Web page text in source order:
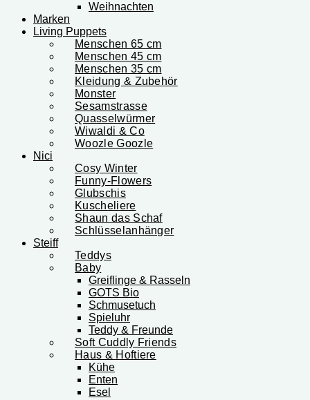
Weihnachten
Marken
Living Puppets
Menschen 65 cm
Menschen 45 cm
Menschen 35 cm
Kleidung & Zubehör
Monster
Sesamstrasse
Quasselwürmer
Wiwaldi & Co
Woozle Goozle
Nici
Cosy Winter
Funny-Flowers
Glubschis
Kuscheliere
Shaun das Schaf
Schlüsselanhänger
Steiff
Teddys
Baby
Greiflinge & Rasseln
GOTS Bio
Schmusetuch
Spieluhr
Teddy & Freunde
Soft Cuddly Friends
Haus & Hoftiere
Kühe
Enten
Esel